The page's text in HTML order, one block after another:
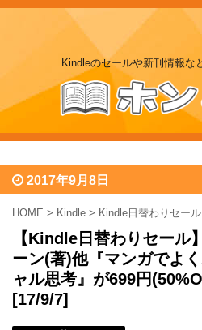
Kindleのセールや新刊情報な
2017年9月8日
HOME > Kindle > Kindle日替わりセール
【Kindle日替わりセール
ーン(著)他『マンガでよ
ャル思考』が699円
[17/9/7]